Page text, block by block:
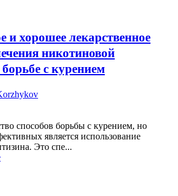
и хорошее лекарственное
никотиновой
с курением
способов борьбы с курением, но
является использование
Это спе...